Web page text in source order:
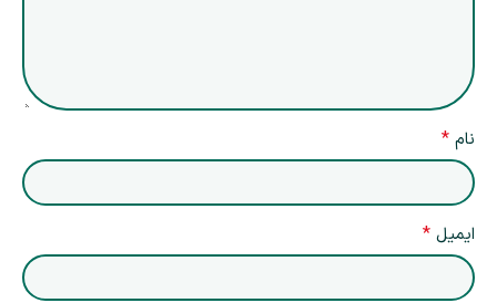
نام *
ایمیل *